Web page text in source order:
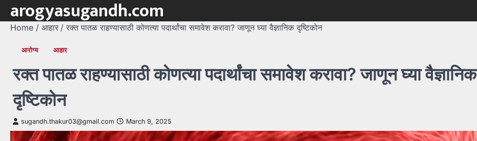
Skip
content
arogyasugandh.com
Home आहार रक्त पातळ राहण्यासाठी कोणत्या पदार्थांचा समावेश करावा? जाणून घ्या वैज्ञानिक दृष्टिकोन
आरोग्य आहार
रक्त पातळ राहण्यासाठी कोणत्या पदार्थांचा समावेश करावा? जाणून घ्या वैज्ञानिक
दृष्टिकोन
sugandh.thakur03@gmail.com March 9, 2025